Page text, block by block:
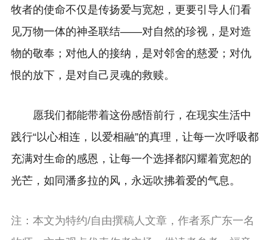
牧者的使命不仅是传扬爱与宽恕，更要引导人们看
见万物一体的神圣联结——对自然的珍视，是对造
物的敬奉；对他人的接纳，是对邻舍的慈爱；对仇
恨的放下，是对自己灵魂的救赎。
愿我们都能带着这份感悟前行，在现实生活中
践行“以心相连，以爱相融”的真理，让每一次呼吸都
充满对生命的感恩，让每一个选择都闪耀着宽恕的
光芒，如同潘多拉的风，永远吹拂着爱的气息。
注：本文为特约/自由撰稿人文章，作者系广东一名